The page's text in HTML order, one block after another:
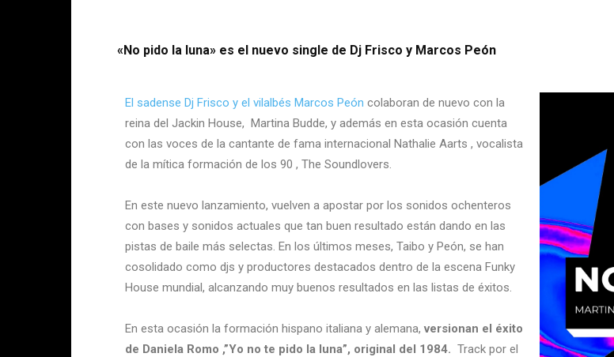
«No pido la luna» es el nuevo single de Dj Frisco y Marcos Peón
El sadense Dj Frisco y el vilalbés Marcos Peón colaboran de nuevo con la
reina del Jackin House, Martina Budde, y además en esta ocasión cuenta
con las voces de la cantante de fama internacional Nathalie Aarts , vocalista
de la mítica formación de los 90 , The Soundlovers.
En este nuevo lanzamiento, vuelven a apostar por los sonidos ochenteros
con bases y sonidos actuales que tan buen resultado están dando en las
pistas de baile más selectas. En los últimos meses, Taibo y Peón, se han
cosolidado como djs y productores destacados dentro de la escena Funky
House mundial, alcanzando muy buenos resultados en las listas de éxitos.
En esta ocasión la formación hispano italiana y alemana,versionan el éxito
de Daniela Romo ,”Yo no te pido la luna”, original del 1984. Track por el